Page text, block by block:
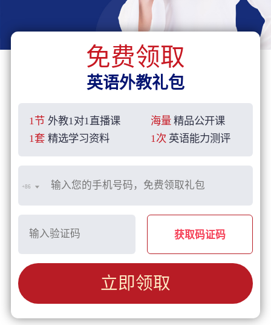
免费领取
英语外教礼包
1节 外教1对1直播课 海量 精品公开课
1套 精选学习资料 1次 英语能力测评
+86
获取码证码
立即领取